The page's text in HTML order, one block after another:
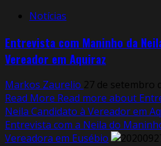
Notícias
Entrevista com Maninho da
Vereador em Aquiraz
Markos Zaurelio 27 de setembro
Read More Read more about
Neila Candidato à Vereador em
Entrevista com a Neila do
Vereadora em Eusébio